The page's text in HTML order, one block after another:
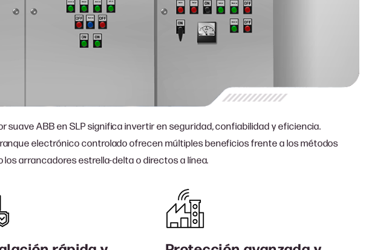
suave ABB en SLP significa invertir en seguridad, confiabilidad y eficiencia.
electrónico controlado ofrecen múltiples beneficios frente a los métodos
los arrancadores estrella-delta o directos a línea.